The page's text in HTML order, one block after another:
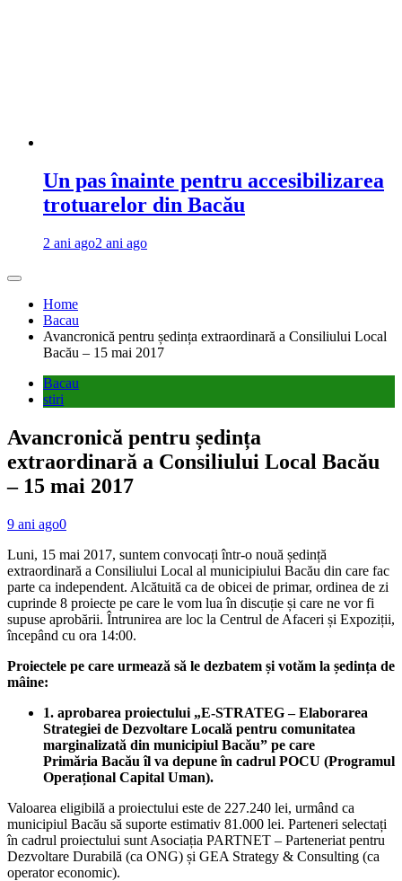
Un pas înainte pentru accesibilizarea
trotuarelor din Bacău
2 ani ago2 ani ago
Home
Bacau
Avancronică pentru ședința extraordinară a Consiliului Local
Bacău – 15 mai 2017
Bacau
stiri
Avancronică pentru ședința
extraordinară a Consiliului Local Bacău
– 15 mai 2017
9 ani ago0
Luni, 15 mai 2017, suntem convocați într-o nouă ședință
extraordinară a Consiliului Local al municipiului Bacău din care fac
parte ca independent. Alcătuită ca de obicei de primar, ordinea de zi
cuprinde 8 proiecte pe care le vom lua în discuție și care ne vor fi
supuse aprobării. Întrunirea are loc la Centrul de Afaceri și Expoziții,
începând cu ora 14:00.
Proiectele pe care urmează să le dezbatem și votăm la ședința de
mâine:
1. aprobarea proiectului „E-STRATEG – Elaborarea
Strategiei de Dezvoltare Locală pentru comunitatea
marginalizată din municipiul Bacău” pe care
Primăria Bacău îl va depune în cadrul POCU (Programul
Operațional Capital Uman).
Valoarea eligibilă a proiectului este de 227.240 lei, urmând ca
municipiul Bacău să suporte estimativ 81.000 lei. Parteneri selectați
în cadrul proiectului sunt Asociația PARTNET – Parteneriat pentru
Dezvoltare Durabilă (ca ONG) și GEA Strategy & Consulting (ca
operator economic).